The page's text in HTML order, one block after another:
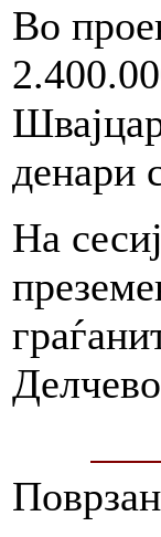
Во
денари
На